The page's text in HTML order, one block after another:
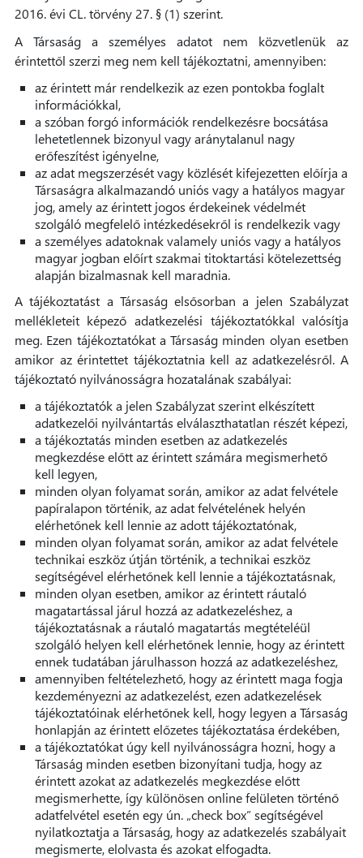
2016. évi CL. törvény 27. § (1) szerint.
A Társaság a személyes adatot nem közvetlenük az
érintettől szerzi meg nem kell tájékoztatni, amennyiben:
az érintett már rendelkezik az ezen pontokba foglalt
információkkal,
a szóban forgó információk rendelkezésre bocsátása
lehetetlennek bizonyul vagy aránytalanul nagy
erőfeszítést igényelne,
az adat megszerzését vagy közlését kifejezetten előírja a
Társaságra alkalmazandó uniós vagy a hatályos magyar
jog, amely az érintett jogos érdekeinek védelmét
szolgáló megfelelő intézkedésekről is rendelkezik vagy
a személyes adatoknak valamely uniós vagy a hatályos
magyar jogban előírt szakmai titoktartási kötelezettség
alapján bizalmasnak kell maradnia.
A tájékoztatást a Társaság elsősorban a jelen Szabályzat
mellékleteit képező adatkezelési tájékoztatókkal valósítja
meg. Ezen tájékoztatókat a Társaság minden olyan esetben
amikor az érintettet tájékoztatnia kell az adatkezelésről. A
tájékoztató nyilvánosságra hozatalának szabályai:
a tájékoztatók a jelen Szabályzat szerint elkészített
adatkezelői nyilvántartás elválaszthatatlan részét képezi,
a tájékoztatás minden esetben az adatkezelés
megkezdése előtt az érintett számára megismerhető
kell legyen,
minden olyan folyamat során, amikor az adat felvétele
papíralapon történik, az adat felvételének helyén
elérhetőnek kell lennie az adott tájékoztatónak,
minden olyan folyamat során, amikor az adat felvétele
technikai eszköz útján történik, a technikai eszköz
segítségével elérhetőnek kell lennie a tájékoztatásnak,
minden olyan esetben, amikor az érintett ráutaló
magatartással járul hozzá az adatkezeléshez, a
tájékoztatásnak a ráutaló magatartás megtételéül
szolgáló helyen kell elérhetőnek lennie, hogy az érintett
ennek tudatában járulhasson hozzá az adatkezeléshez,
amennyiben feltételezhető, hogy az érintett maga fogja
kezdeményezni az adatkezelést, ezen adatkezelések
tájékoztatóinak elérhetőnek kell, hogy legyen a Társaság
honlapján az érintett előzetes tájékoztatása érdekében,
a tájékoztatókat úgy kell nyilvánosságra hozni, hogy a
Társaság minden esetben bizonyítani tudja, hogy az
érintett azokat az adatkezelés megkezdése előtt
megismerhette, így különösen online felületen történő
adatfelvétel esetén egy ún. „check box” segítségével
nyilatkoztatja a Társaság, hogy az adatkezelés szabályait
megismerte, elolvasta és azokat elfogadta.